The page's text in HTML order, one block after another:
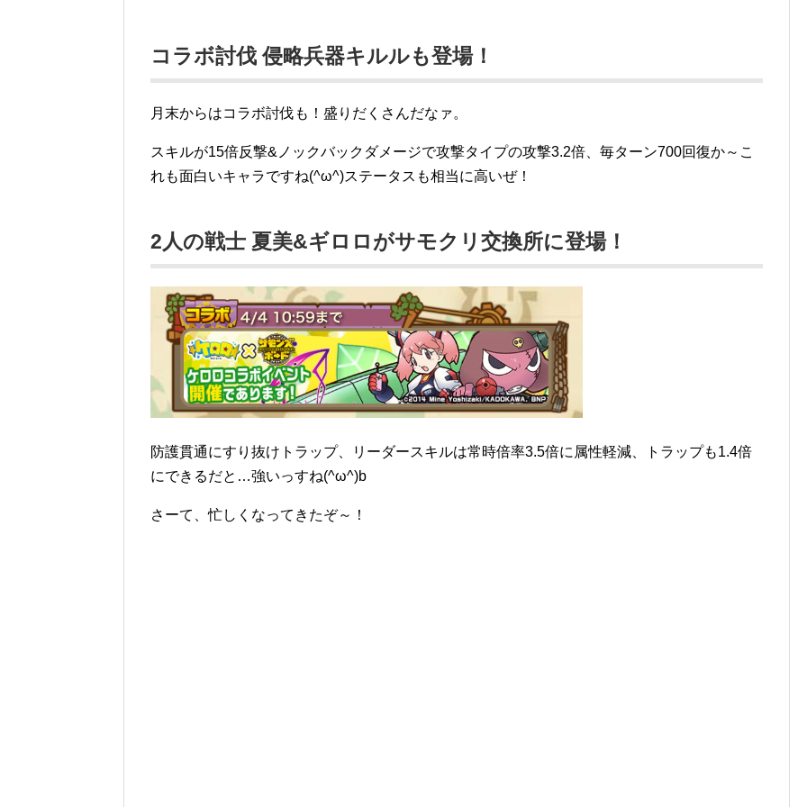
コラボ討伐 侵略兵器キルルも登場！
月末からはコラボ討伐も！盛りだくさんだなァ。
スキルが15倍反撃&ノックバックダメージで攻撃タイプの攻撃3.2倍、毎ターン700回復か～こ
れも面白いキャラですね(^ω^)ステータスも相当に高いぜ！
2人の戦士 夏美&ギロロがサモクリ交換所に登場！
防護貫通にすり抜けトラップ、リーダースキルは常時倍率3.5倍に属性軽減、トラップも1.4倍
にできるだと…強いっすね(^ω^)b
さーて、忙しくなってきたぞ～！